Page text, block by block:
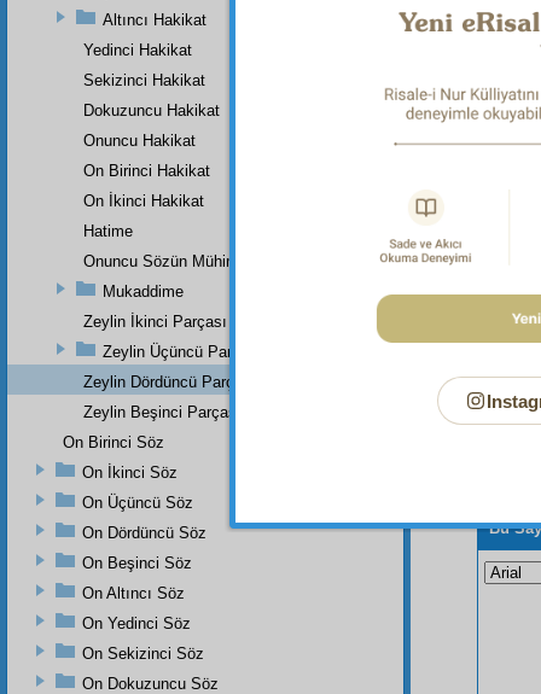
Dipnot-2
"Güneş
Bu
Altıncı Hakikat
Yedinci Hakikat
Sekizinci Hakikat
Dokuzuncu Hakikat
Onuncu Hakikat
On Birinci Hakikat
On İkinci Hakikat
Hatime
Onuncu Sözün Mühim Bir Zeyli Ve Lâhikasının Birinci Parçası
Mukaddime
Zeylin İkinci Parçası
Zeylin Üçüncü Parçası
Zeylin Dördüncü Parçası
Zeylin Beşinci Parçası
On Birinci Söz
On İkinci Söz
On Üçüncü Söz
On Dördüncü Söz
On Beşinci Söz
On Altıncı Söz
On Yedinci Söz
On Sekizinci Söz
On Dokuzuncu Söz